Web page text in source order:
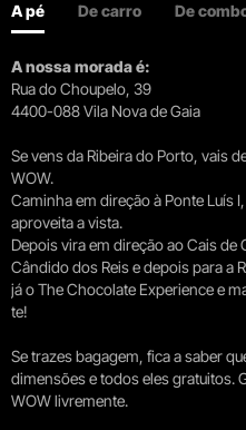
A pé De carro De
A nossa morada é:
Rua do Choupelo, 39
4400-088 Vila Nova de Gaia
Se vens da Ribeira do Porto, vais
WOW.
Caminha em direção à Ponte Luís
aproveita a vista.
Depois vira em direção ao Cais de
Cândido dos Reis e depois para a
já o The Chocolate Experience e
te!
Se trazes bagagem, fica a saber
dimensões e todos eles gratuitos.
WOW livremente.